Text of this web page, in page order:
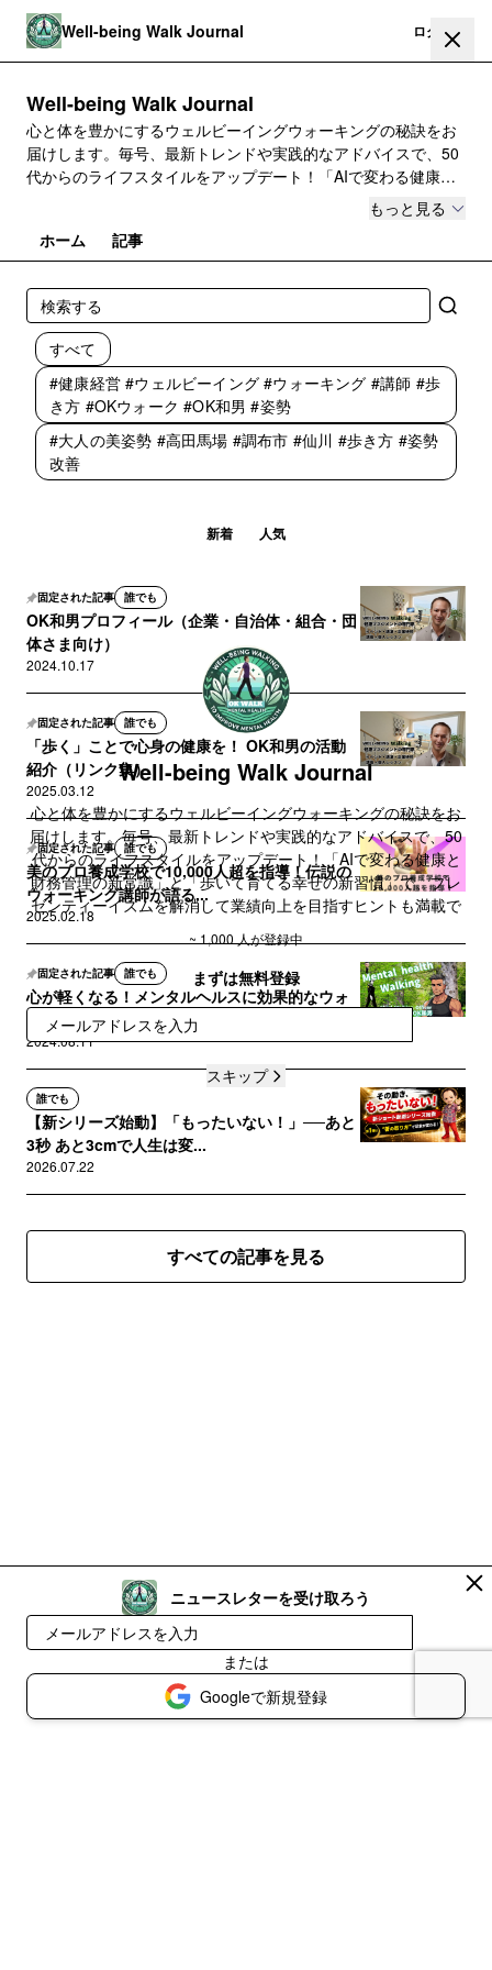
Well-being Walk Journal ログイン
ニュースレターを受け取ろう
または
Googleで新規登録
Well-being Walk Journal
心と体を豊かにするウェルビーイングウォーキングの秘訣をお
届けします。毎号、最新トレンドや実践的なアドバイスで、50
代からのライフスタイルをアップデート！「AIで変わる健康と
財務管理の新常識」と「歩いて育てる幸せの新習慣」で、プレ
ゼンティーイズムを解消して業績向上を目指すヒントも満載で
す。
もっと見る
ホーム
記事
すべて
#健康経営 #ウェルビーイング #ウォーキング #講師 #歩
き方 #OKウォーク #OK和男 #姿勢
#大人の美姿勢 #高田馬場 #調布市 #仙川 #歩き方 #姿勢
改善
新着 人気
固定された記事 誰でも
OK和男プロフィール（企業・自治体・組合・団
体さま向け）
2024.10.17
固定された記事 誰でも
「歩く」ことで心身の健康を！ OK和男の活動
紹介（リンク集）
2025.03.12
固定された記事 誰でも
美のプロ養成学校で10,000人超を指導！伝説の
ウォーキング講師が語る...
2025.02.18
固定された記事 誰でも
心が軽くなる！メンタルヘルスに効果的なウォ
ーキングコース5選
2024.08.11
誰でも
【新シリーズ始動】「もったいない！」──あと
3秒 あと3cmで人生は変...
2026.07.22
すべての記事を見る
Well-being Walk Journal
心と体を豊かにするウェルビーイングウォーキングの秘訣をお
届けします。毎号、最新トレンドや実践的なアドバイスで、50
代からのライフスタイルをアップデート！「AIで変わる健康と
財務管理の新常識」と「歩いて育てる幸せの新習慣」で、プレ
ゼンティーイズムを解消して業績向上を目指すヒントも満載で
す。
~ 1,000 人が登録中
まずは無料登録
スキップ